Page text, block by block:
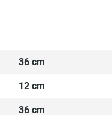
36 cm
12 cm
36 cm